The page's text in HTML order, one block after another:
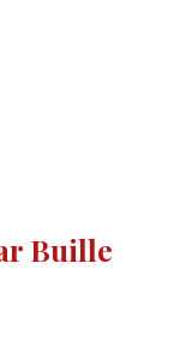
Buille